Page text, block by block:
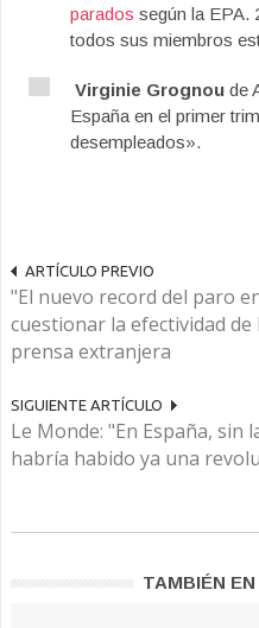
parados según la EPA.
todos sus miembros
Virginie Grognou de
España en el primer
desempleados».
ARTÍCULO PREVIO
"El nuevo record del paro
cuestionar la efectividad
prensa extranjera
SIGUIENTE ARTÍCULO
Le Monde: "En España, sin
habría habido ya una
TAMBIÉN